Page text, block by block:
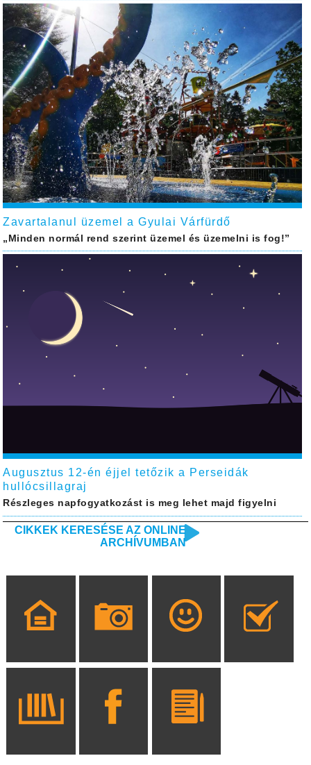
Zavartalanul üzemel a Gyulai Várfürdő
„Minden normál rend szerint üzemel és üzemelni is fog!”
Augusztus 12-én éjjel tetőzik a Perseidák
hullócsillagraj
Részleges napfogyatkozást is meg lehet majd figyelni
CIKKEK KERESÉSE AZ ONLINE
ARCHÍVUMBAN